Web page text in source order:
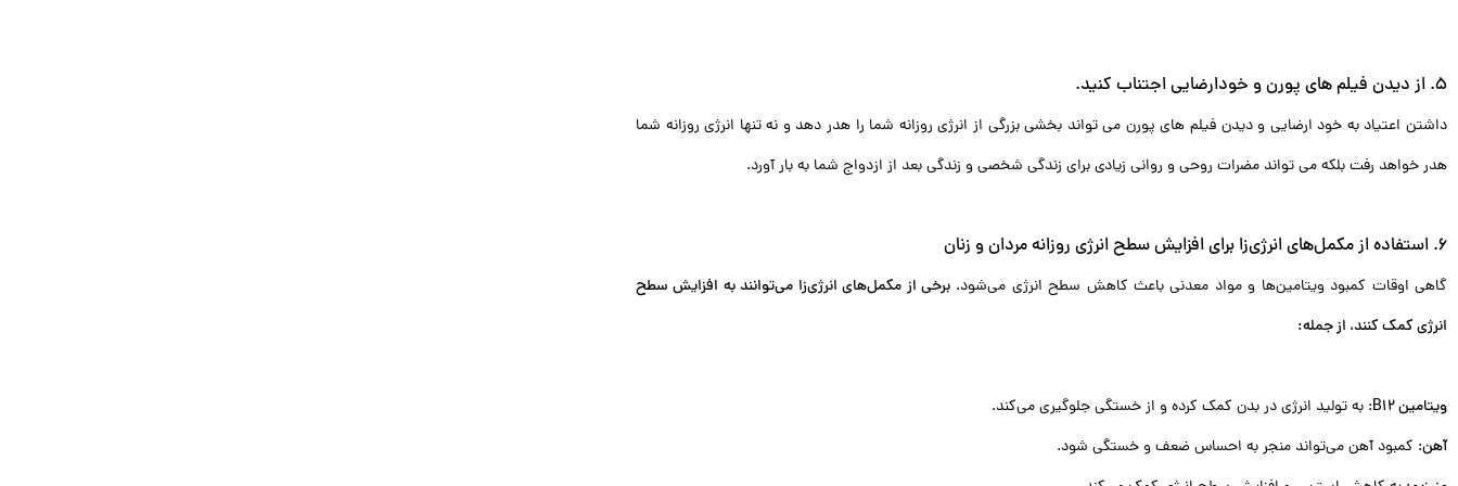
5. از دیدن فیلم های پورن و خودارضایی اجتناب کنید.
داشتن اعتیاد به خود ارضایی و دیدن فیلم های پورن می تواند بخشی بزرگی از انرژی روزانه شما را هدر دهد و نه تنها انرژی روزانه شما
هدر خواهد رفت بلکه می تواند مضرات روحی و روانی زیادی برای زندگی شخصی و زندگی بعد از ازدواج شما به بار آورد.
6. استفاده از مکمل‌های انرژی‌زا برای افزایش سطح انرژی روزانه مردان و زنان
گاهی اوقات کمبود ویتامین‌ها و مواد معدنی باعث کاهش سطح انرژی می‌شود.برخی از مکمل‌های انرژی‌زا می‌توانند به افزایش سطح
انرژی کمک کنند، از جمله:
ویتامین B12
: به تولید انرژی در بدن کمک کرده و از خستگی جلوگیری می‌کند.
آهن: کمبود آهن می‌تواند منجر به احساس ضعف و خستگی شود.